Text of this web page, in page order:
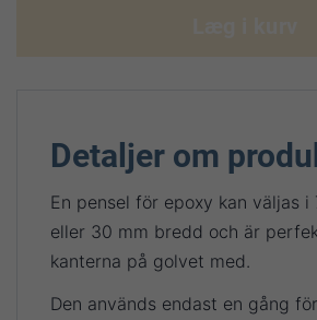
Detaljer om
En pensel för epoxy kan väljas i
eller 30 mm bredd och är
kanterna på golvet med.
Den används endast en gång för